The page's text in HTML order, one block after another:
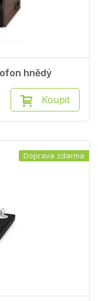
hnědý
Koupit
Doprava zdarma